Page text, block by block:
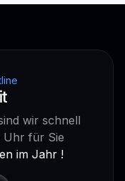
wir schnell
Uhr für Sie
im Jahr !